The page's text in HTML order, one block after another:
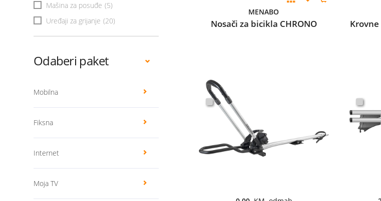
Mašina za posuđe (5)
Uređaji za grijanje (20)
Odaberi paket
Mobilna
Fiksna
Internet
Moja TV
MENABO
Nosači za bicikla CHRONO Krovne